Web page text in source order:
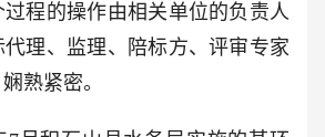
程的操作由相关单位的负责人
理、监理、陪标方、评审专家
熟紧密。